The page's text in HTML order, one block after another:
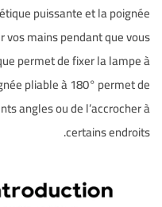
puissante et la poignée
mains pendant que vous
permet de fixer la lampe à
pliable à 180° permet de
angles ou de l’accrocher à
certains endroits.